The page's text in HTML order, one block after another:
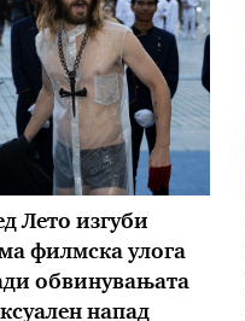
Лето изгуби
филмска улога
обвинувањата
напад